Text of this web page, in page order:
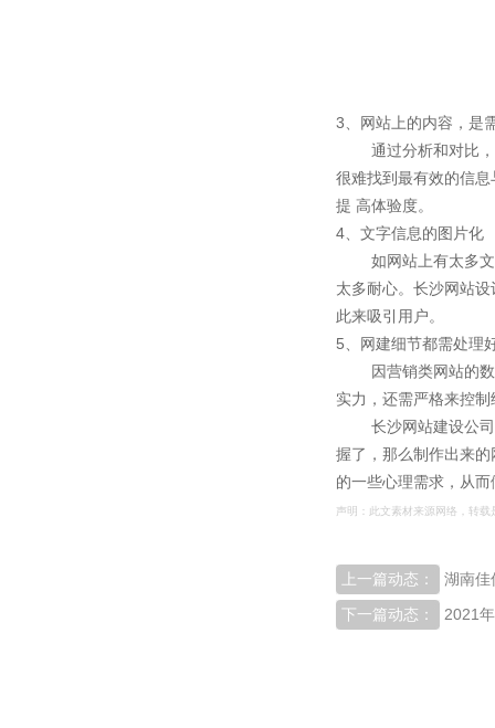
3、网站上的内容，是
通过分析和对比
很难找到最有效的信
提 高体验度。
4、文字信息的图片化
如网站上有太多
太多耐心。长沙网站
此来吸引用户。
5、网建细节都需处理
因营销类网站的
实力，还需严格来控
长沙网站建设公
握了，那么制作出来
的一些心理需求，从
声明：此文素材来源网络，转
上一篇动态：
湖南佳
下一篇动态：
2021